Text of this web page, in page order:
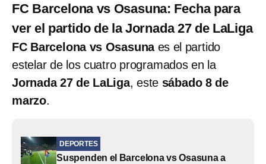
FC Barcelona vs Osasuna: Fecha para
ver el partido de la Jornada 27 de LaLiga
FC Barcelona vs Osasunaes el partido
estelar de los cuatro programados en la
Jornada 27 de LaLiga, este sábado 8 de
marzo.
DEPORTES
Suspenden el Barcelona vs Osasuna a